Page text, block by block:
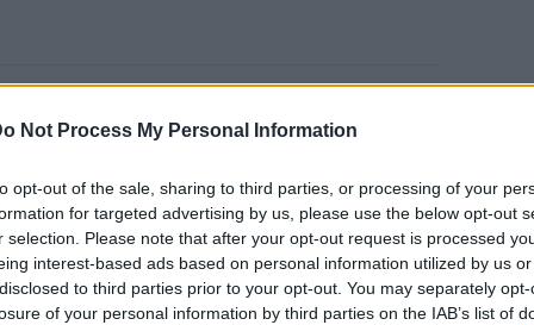
Not Process My Personal Information
opt-out of the sale, sharing to third parties, or processing of your
for targeted advertising by us, please use the below opt-out
selection. Please note that after your opt-out request is processed
interest-based ads based on personal information utilized by us
to third parties prior to your opt-out. You may separately
of your personal information by third parties on the IAB’s list of
κι ένα αριστερό παρελθόν,
Χρησιμοποιεί τα παραδοσιακά
συχνά την κοροϊδία της γυναίκας
ήταν και η ατάκα "Εγώ ήμουν στο
της και φυσικά τα πειράγματα των